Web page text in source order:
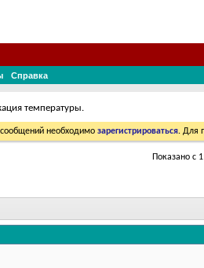
Справка
температуры.
необходимо зарегистрироваться. Для
Показано с